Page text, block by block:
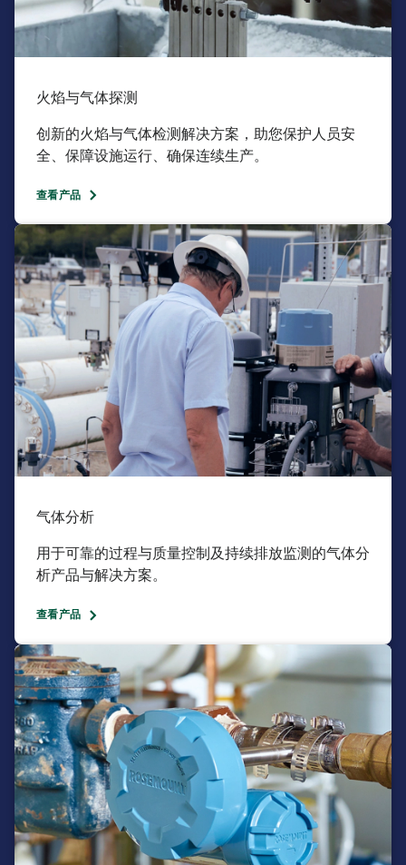
火焰与气体探测​
创新的火焰与气体检测解决方案，助您保护人员安
全、保障设施运行、确保连续生产。
查看产品
气体分析​
用于可靠的过程与质量控制及持续排放监测的气体分
析产品与解决方案。​
查看产品